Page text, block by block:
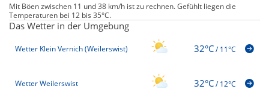
Mit Böen zwischen 11 und 38 km/h ist zu rechnen. Gefühlt liegen die
Temperaturen bei 12 bis 35°C.
Das Wetter in der Umgebung
Wetter Klein Vernich (Weilerswist) 32°C/11°C
Wetter Weilerswist 32°C/12°C